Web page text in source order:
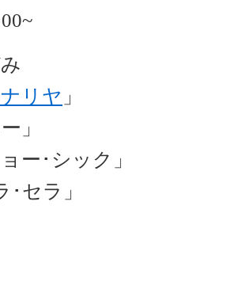
リヤ 」
」
ー･シック」
･セラ」